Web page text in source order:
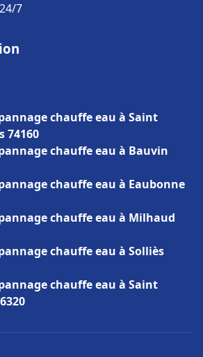
7
chauffe eau à Saint
74160
chauffe eau à Bauvin
chauffe eau à Eaubonne
chauffe eau à Milhaud
chauffe eau à Solliès
chauffe eau à Saint